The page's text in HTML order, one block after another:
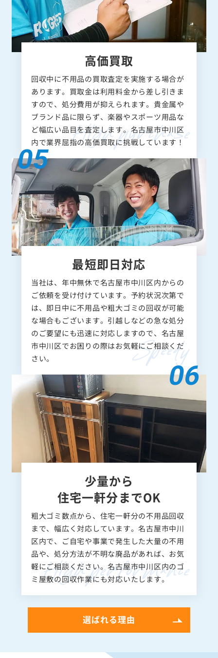
高価買取
回収中に不用品の買取査定を実施する場合が
あります。買取金は利用料金から差し引きま
すので、処分費用が抑えられます。貴金属や
ブランド品に限らず、楽器やスポーツ用品な
ど幅広い品目を査定します。名古屋市中川区
内で業界屈指の高価買取に挑戦しています！
最短即日対応
当社は、年中無休で名古屋市中川区内からの
ご依頼を受け付けています。予約状況次第で
は、即日中に不用品や粗大ゴミの回収が可能
な場合もございます。引越しなどの急な処分
のご要望にも迅速に対応しますので、名古屋
市中川区でお困りの際はお気軽にご相談くだ
さい。
少量から
住宅一軒分までOK
粗大ゴミ数点から、住宅一軒分の不用品回収
まで、幅広く対応しています。名古屋市中川
区内で、ご自宅や事業で発生した大量の不用
品や、処分方法が不明な廃品があれば、お気
軽にご相談ください。名古屋市中川区内のゴ
ミ屋敷の回収作業にも対応いたします。
選ばれる理由